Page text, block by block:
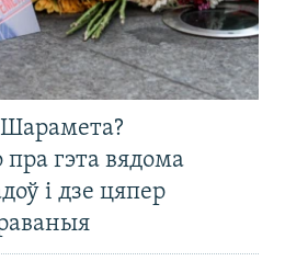
Шарамета?
гэта вядома
і дзе цяпер